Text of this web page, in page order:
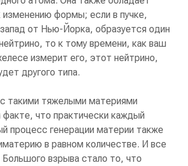
формы; если в пучке,
от Нью-Йорка, образуется один
то к тому времени, как ваш
измерит его, этот нейтрино,
другого типа.
такими тяжелыми материями
факте, что практически каждый
процесс генерации материи также
в равном количестве. И все
взрыва стало то, что